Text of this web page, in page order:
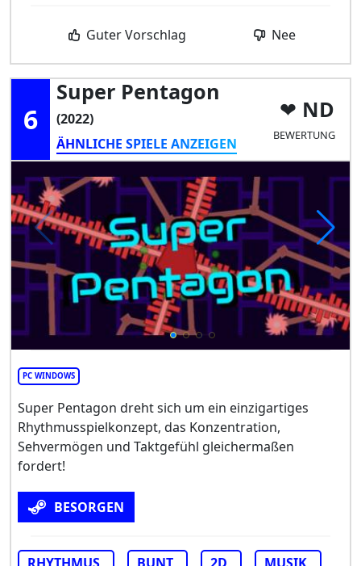
Guter Vorschlag Nee
6
Super Pentagon
(2022)
ÄHNLICHE SPIELE ANZEIGEN
ND
BEWERTUNG
PC WINDOWS
Super Pentagon dreht sich um ein einzigartiges
Rhythmusspielkonzept, das Konzentration,
Sehvermögen und Taktgefühl gleichermaßen
fordert!
BESORGEN